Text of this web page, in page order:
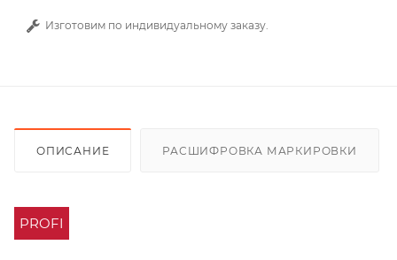
Изготовим по индивидуальному заказу.
ОПИСАНИЕ РАСШИФРОВКА МАРКИРОВКИ
PROFI